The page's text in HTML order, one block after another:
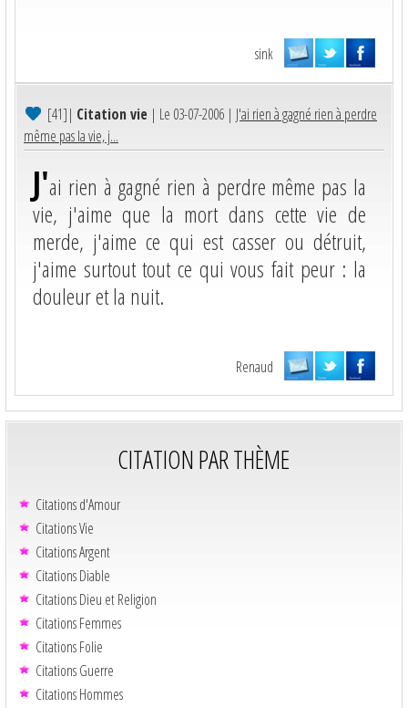
sink
[41]| Citation vie | Le 03-07-2006 | J'ai rien à gagné rien à perdre
même pas la vie, j...
J'ai rien à gagné rien à perdre même pas la
vie, j'aime que la mort dans cette vie de
merde, j'aime ce qui est casser ou détruit,
j'aime surtout tout ce qui vous fait peur : la
douleur et la nuit.
Renaud
CITATION PAR THÈME
Citations d'Amour
Citations Vie
Citations Argent
Citations Diable
Citations Dieu et Religion
Citations Femmes
Citations Folie
Citations Guerre
Citations Hommes